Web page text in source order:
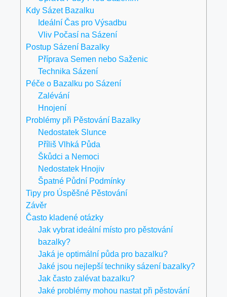
Kdy Sázet Bazalku
Ideální Čas pro Výsadbu
Vliv Počasí na Sázení
Postup Sázení Bazalky
Příprava Semen nebo Saženic
Technika Sázení
Péče o Bazalku po Sázení
Zalévání
Hnojení
Problémy při Pěstování Bazalky
Nedostatek Slunce
Příliš Vlhká Půda
Škůdci a Nemoci
Nedostatek Hnojiv
Špatné Půdní Podmínky
Tipy pro Úspěšné Pěstování
Závěr
Často kladené otázky
Jak vybrat ideální místo pro pěstování
bazalky?
Jaká je optimální půda pro bazalku?
Jaké jsou nejlepší techniky sázení bazalky?
Jak často zalévat bazalku?
Jaké problémy mohou nastat při pěstování